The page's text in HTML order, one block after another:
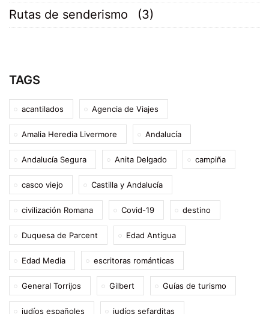
Rutas de senderismo
(3)
TAGS
acantilados Agencia de Viajes
Amalia Heredia Livermore Andalucía
Andalucía Segura Anita Delgado campiña
casco viejo Castilla y Andalucía
civilización Romana Covid-19 destino
Duquesa de Parcent Edad Antigua
Edad Media escritoras románticas
General Torrijos Gilbert Guías de turismo
judíos españoles judíos sefarditas